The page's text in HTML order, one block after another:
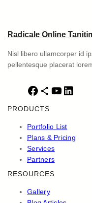
Radicale Online
Nisl libero ullamcorper id
pellentesque placerat
F
c
e
S
e
n
Y
u
PRODUCTS
Portfolio List
Plans & Pricing
Services
Partners
RESOURCES
Gallery